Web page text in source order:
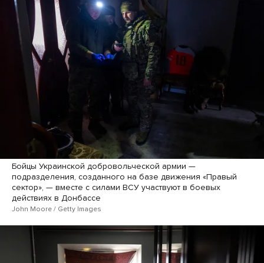
Бойцы Украинской добровольческой армии —
подразделения, созданного на базе движения «Правый
сектор», — вместе с силами ВСУ участвуют в боевых
действиях в Донбассе
John Moore / Getty Images